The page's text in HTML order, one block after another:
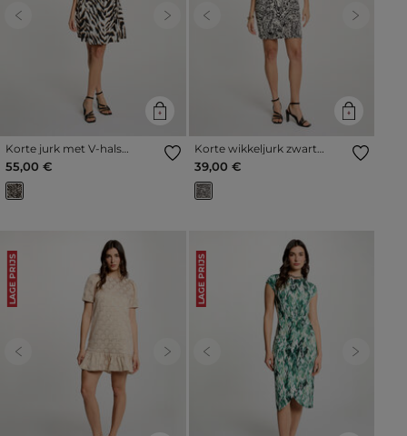
Previous Next
Korte jurk met V-hals
meerkleurig vrouw
55,00 €
Previous Next
Korte wikkeljurk zwart
vrouw
39,00 €
LAGE PRIJS
Previous Next
LAGE PRIJS
Previous Next